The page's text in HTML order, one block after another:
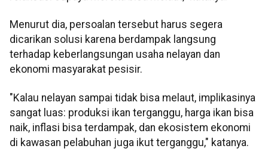
Menurut dia, persoalan tersebut harus segera
dicarikan solusi karena berdampak langsung
terhadap keberlangsungan usaha nelayan dan
ekonomi masyarakat pesisir.
"Kalau nelayan sampai tidak bisa melaut, implikasinya
sangat luas: produksi ikan terganggu, harga ikan bisa
naik, inflasi bisa terdampak, dan ekosistem ekonomi
di kawasan pelabuhan juga ikut terganggu," katanya.